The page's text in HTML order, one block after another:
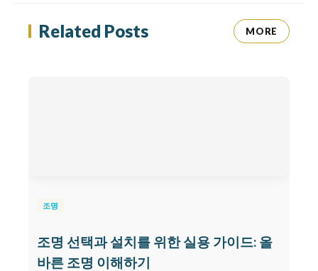
Related Posts MORE
조명
조명 선택과 설치를 위한 실용 가이드: 올
바른 조명 이해하기